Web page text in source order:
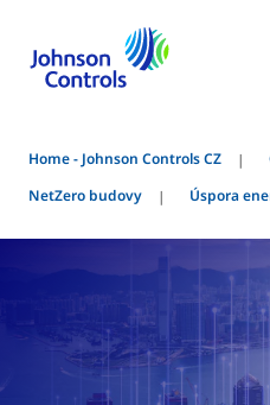
Home - Johnson Controls CZ
NetZero budovy
Úspora